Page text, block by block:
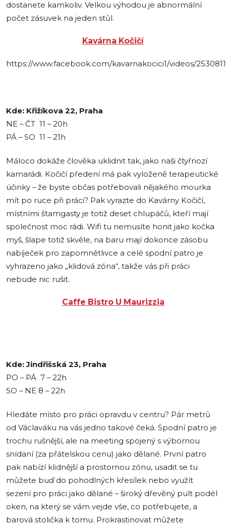
dostanete kamkoliv. Velkou výhodou je abnormální
počet zásuvek na jeden stůl.
Kavárna Kočičí
https://www.facebook.com/kavarnakocici1/videos/
Kde: Křižíkova 22, Praha
NE – ČT 11 – 20h
PÁ – SO 11 – 21h
Máloco dokáže člověka uklidnit tak, jako naši čtyřnozí
kamarádi. Kočičí předení má pak vyloženě terapeutické
účinky – že byste občas potřebovali nějakého mourka
mít po ruce při práci? Pak vyrazte do Kavárny Kočičí,
místními štamgasty je totiž deset chlupáčů, kteří mají
společnost moc rádi. Wifi tu nemusíte honit jako kočka
myš, šlape totiž skvěle, na baru mají dokonce zásobu
nabíječek pro zapomnětlivce a celé spodní patro je
vyhrazeno jako „klidová zóna“, takže vás při práci
nebude nic rušit.
Caffe Bistro U Maurizzia
Kde: Jindřišská 23, Praha
PO – PÁ 7 – 22h
SO – NE 8 – 22h
Hledáte místo pro práci opravdu v centru? Pár metrů
od Václaváku na vás jedno takové čeká. Spodní patro je
trochu rušnější, ale na meeting spojený s výbornou
snídaní (za přátelskou cenu) jako dělané. První patro
pak nabízí klidnější a prostornou zónu, usadit se tu
můžete buď do pohodlných křesílek nebo využít
sezení pro práci jako dělané – široký dřevěný pult podél
oken, na který se vám vejde vše, co potřebujete, a
barová stolička k tomu. Prokrastinovat můžete